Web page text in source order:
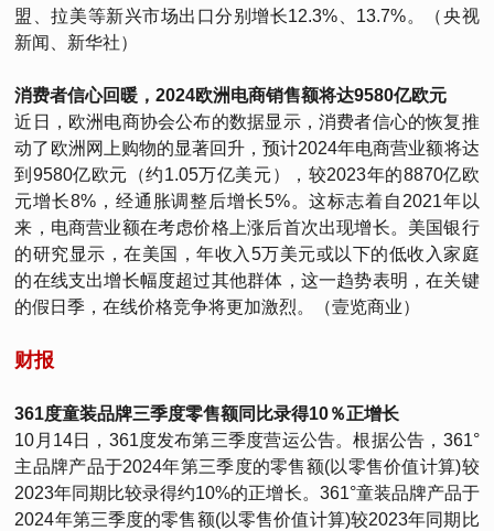
盟、拉美等新兴市场出口分别增长12.3%、13.7%。（央视
新闻、新华社）
消费者信心回暖，2024欧洲电商销售额将达9580亿欧元
近日，欧洲电商协会公布的数据显示，消费者信心的恢复推
动了欧洲网上购物的显著回升，预计2024年电商营业额将达
到9580亿欧元（约1.05万亿美元），较2023年的8870亿欧
元增长8%，经通胀调整后增长5%。这标志着自2021年以
来，电商营业额在考虑价格上涨后首次出现增长。美国银行
的研究显示，在美国，年收入5万美元或以下的低收入家庭
的在线支出增长幅度超过其他群体，这一趋势表明，在关键
的假日季，在线价格竞争将更加激烈。（壹览商业）
财报
361度童装品牌三季度零售额同比录得10％正增长
10月14日，361度发布第三季度营运公告。根据公告，361°
主品牌产品于2024年第三季度的零售额(以零售价值计算)较
2023年同期比较录得约10%的正增长。361°童装品牌产品于
2024年第三季度的零售额(以零售价值计算)较2023年同期比